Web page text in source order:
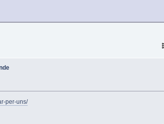
per-uns/